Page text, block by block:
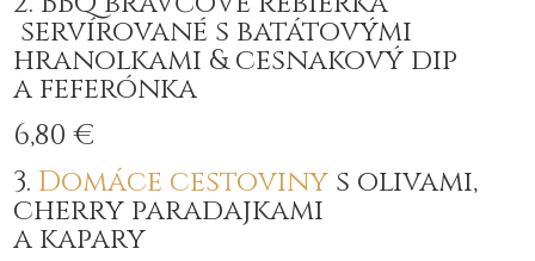
servírované s batátovými
hranolkami & cesnakový dip
a feferónka
6,80 €
3. Domáce cestoviny s olivami,
cherry paradajkami
a kapary